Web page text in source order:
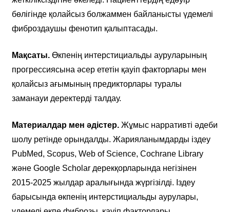
бөлігінде қолайсыз болжаммен байланысты үдемелі
фиброздаушы фенотип қалыптасады.
Мақсаты. Өкпенің интерстициальды ауруларының
прогрессиясына әсер ететін қауіп факторлары мен
қолайсыз ағымының предикторлары туралы
заманауи деректерді талдау.
Материалдар мен әдістер. Жұмыс нарративті әдеби
шолу ретінде орындалды. Жарияланымдарды іздеу
PubMed, Scopus, Web of Science, Cochrane Library
және Google Scholar дерекқорларында негізінен
2015-2025 жылдар аралығында жүргізілді. Іздеу
барысында өкпенің интерстициальды аурулары,